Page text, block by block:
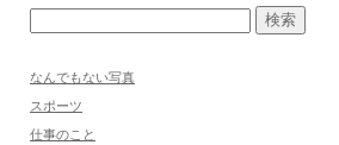
なんでもない写真
スポーツ
仕事のこと